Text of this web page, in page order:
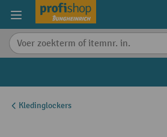
content
Kledinglockers